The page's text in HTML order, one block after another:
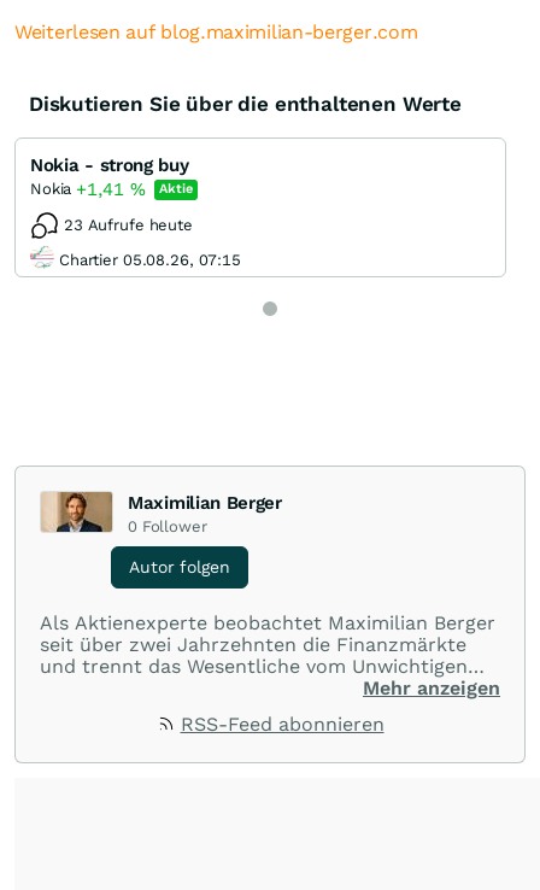
Weiterlesen auf blog.maximilian-berger.com
Diskutieren Sie über die enthaltenen Werte
Nokia - strong buy
Nokia +1,41 % Aktie
23 Aufrufe heute
Chartier 05.08.26, 07:15
Maximilian Berger
0 Follower
Autor folgen
Als Aktienexperte beobachtet Maximilian Berger
seit über zwei Jahrzehnten die Finanzmärkte
und trennt das Wesentliche vom Unwichtigen
und liefert wöchentlich klare, unabhängige
und Renditen liefern.
Mehr anzeigen
RSS-Feed abonnieren